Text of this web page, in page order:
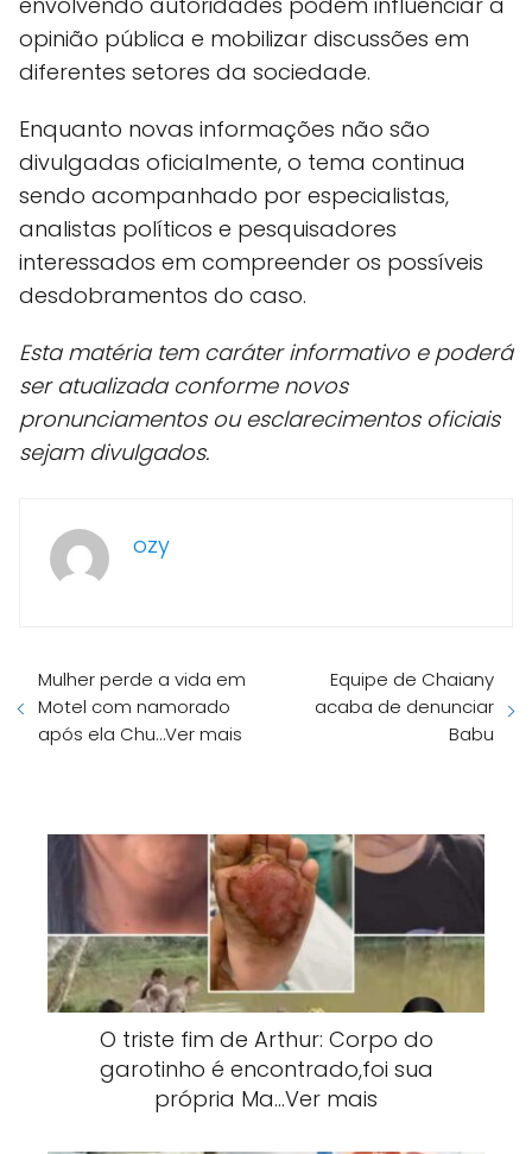
opinião pública e mobilizar discussões em
diferentes setores da sociedade.
Enquanto novas informações não são
divulgadas oficialmente, o tema continua
sendo acompanhado por especialistas,
analistas políticos e pesquisadores
interessados em compreender os possíveis
desdobramentos do caso.
Esta matéria tem caráter informativo e poderá
ser atualizada conforme novos
pronunciamentos ou esclarecimentos oficiais
sejam divulgados.
ozy
Mulher perde a vida em
Motel com namorado
após ela Chu…Ver mais
Equipe de Chaiany
acaba de denunciar
Babu
O triste fim de Arthur: Corpo do
garotinho é encontrado,foi sua
própria Ma…Ver mais